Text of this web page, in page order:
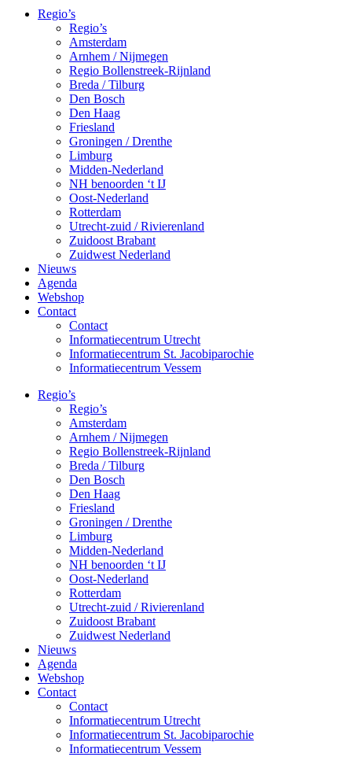
Regio’s
Regio’s
Amsterdam
Arnhem / Nijmegen
Regio Bollenstreek-Rijnland
Breda / Tilburg
Den Bosch
Den Haag
Friesland
Groningen / Drenthe
Limburg
Midden-Nederland
NH benoorden ‘t IJ
Oost-Nederland
Rotterdam
Utrecht-zuid / Rivierenland
Zuidoost Brabant
Zuidwest Nederland
Nieuws
Agenda
Webshop
Contact
Contact
Informatiecentrum Utrecht
Informatiecentrum St. Jacobiparochie
Informatiecentrum Vessem
Regio’s
Regio’s
Amsterdam
Arnhem / Nijmegen
Regio Bollenstreek-Rijnland
Breda / Tilburg
Den Bosch
Den Haag
Friesland
Groningen / Drenthe
Limburg
Midden-Nederland
NH benoorden ‘t IJ
Oost-Nederland
Rotterdam
Utrecht-zuid / Rivierenland
Zuidoost Brabant
Zuidwest Nederland
Nieuws
Agenda
Webshop
Contact
Contact
Informatiecentrum Utrecht
Informatiecentrum St. Jacobiparochie
Informatiecentrum Vessem